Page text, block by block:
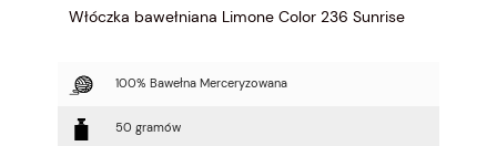
Włóczka bawełniana Limone Color 236 Sunrise
100% Bawełna Merceryzowana
50 gramów